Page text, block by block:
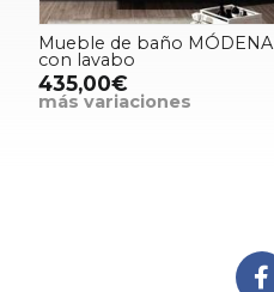
Mueble de baño MÓDENA
con lavabo
435,00€
más variaciones